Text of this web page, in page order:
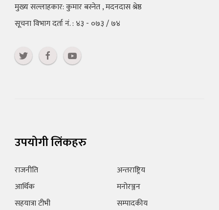
मुख्य सल्लाहकार: कुमार बस्नेत , मदनदास श्रेष्ठ
सूचना विभाग दर्ता नं. : ४३ - ०७३ / ७४
उपयोगी लिंकहरु
राजनीति
आर्थिक
सहयात्रा टीभी
अन्तराष्ट्रिय
मनोरञ्जन
सम्पादकीय